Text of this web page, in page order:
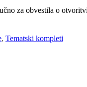
za obvestila o
, Tematski kompleti